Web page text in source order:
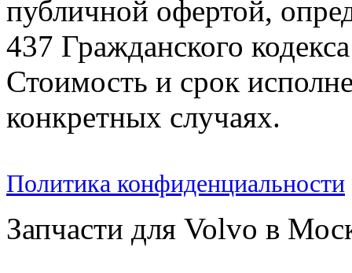
публичной офертой,
437 Гражданского
Стоимость и срок
конкретных случаях.
Политика конфиденциальности
Запчасти для Volvo в